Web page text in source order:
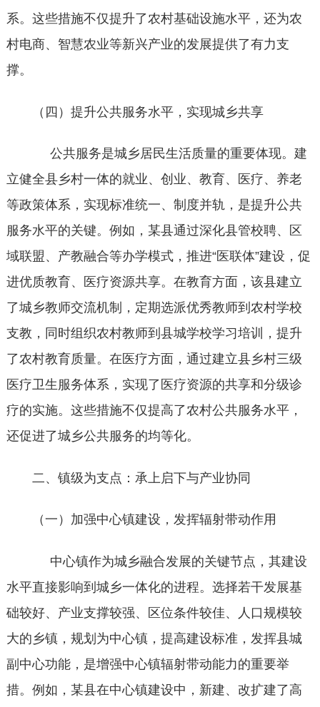
系。这些措施不仅提升了农村基础设施水平，还为农
村电商、智慧农业等新兴产业的发展提供了有力支
撑。
（四）提升公共服务水平，实现城乡共享
公共服务是城乡居民生活质量的重要体现。建
立健全县乡村一体的就业、创业、教育、医疗、养老
等政策体系，实现标准统一、制度并轨，是提升公共
服务水平的关键。例如，某县通过深化县管校聘、区
域联盟、产教融合等办学模式，推进“医联体”建设，促
进优质教育、医疗资源共享。在教育方面，该县建立
了城乡教师交流机制，定期选派优秀教师到农村学校
支教，同时组织农村教师到县城学校学习培训，提升
了农村教育质量。在医疗方面，通过建立县乡村三级
医疗卫生服务体系，实现了医疗资源的共享和分级诊
疗的实施。这些措施不仅提高了农村公共服务水平，
还促进了城乡公共服务的均等化。
二、镇级为支点：承上启下与产业协同
（一）加强中心镇建设，发挥辐射带动作用
中心镇作为城乡融合发展的关键节点，其建设
水平直接影响到城乡一体化的进程。选择若干发展基
础较好、产业支撑较强、区位条件较佳、人口规模较
大的乡镇，规划为中心镇，提高建设标准，发挥县城
副中心功能，是增强中心镇辐射带动能力的重要举
措。例如，某县在中心镇建设中，新建、改扩建了高